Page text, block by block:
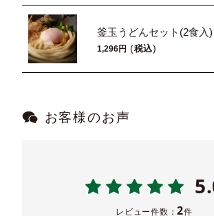
釜玉うどんセット(2食入)
1,296 税込
お客様のお声
レビュー件数：2件